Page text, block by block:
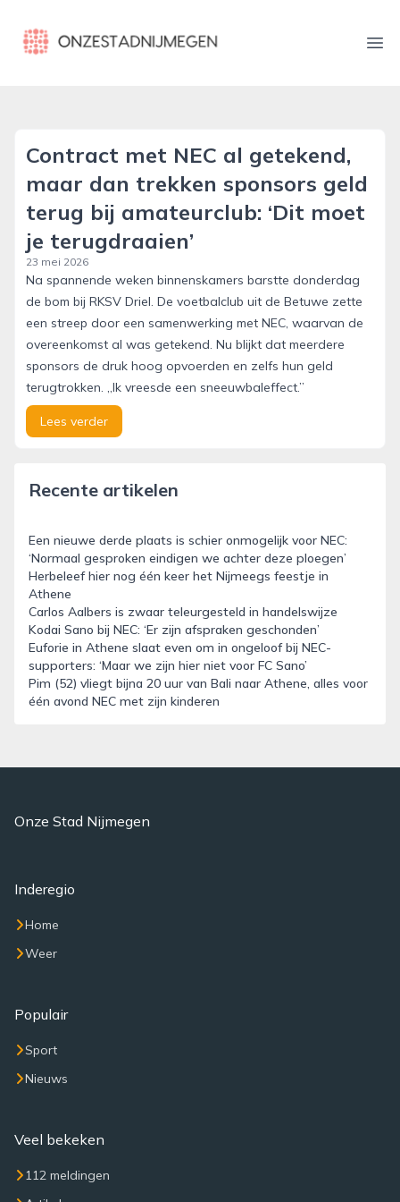
onzestadnijmegen.nl
Contract met NEC al getekend,
maar dan trekken sponsors geld
terug bij amateurclub: ‘Dit moet
je terugdraaien’
23 mei 2026
Na spannende weken binnenskamers barstte donderdag
de bom bij RKSV Driel. De voetbalclub uit de Betuwe zette
een streep door een samenwerking met NEC, waarvan de
overeenkomst al was getekend. Nu blijkt dat meerdere
sponsors de druk hoog opvoerden en zelfs hun geld
terugtrokken. „Ik vreesde een sneeuwbaleffect.”
Lees verder
Recente artikelen
Een nieuwe derde plaats is schier onmogelijk voor NEC:
‘Normaal gesproken eindigen we achter deze ploegen’
Herbeleef hier nog één keer het Nijmeegs feestje in
Athene
Carlos Aalbers is zwaar teleurgesteld in handelswijze
Kodai Sano bij NEC: ‘Er zijn afspraken geschonden’
Euforie in Athene slaat even om in ongeloof bij NEC-
supporters: ‘Maar we zijn hier niet voor FC Sano’
Pim (52) vliegt bijna 20 uur van Bali naar Athene, alles voor
één avond NEC met zijn kinderen
Onze Stad Nijmegen
Inderegio
Home
Weer
Populair
Sport
Nieuws
Veel bekeken
112 meldingen